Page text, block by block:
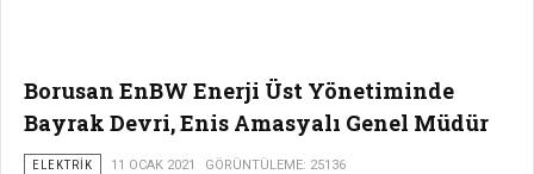
Borusan EnBW Enerji Üst Yönetiminde
Bayrak Devri, Enis Amasyalı Genel Müdür
ELEKTRIK 11 OCAK 2021 GÖRÜNTÜLEME: 25136